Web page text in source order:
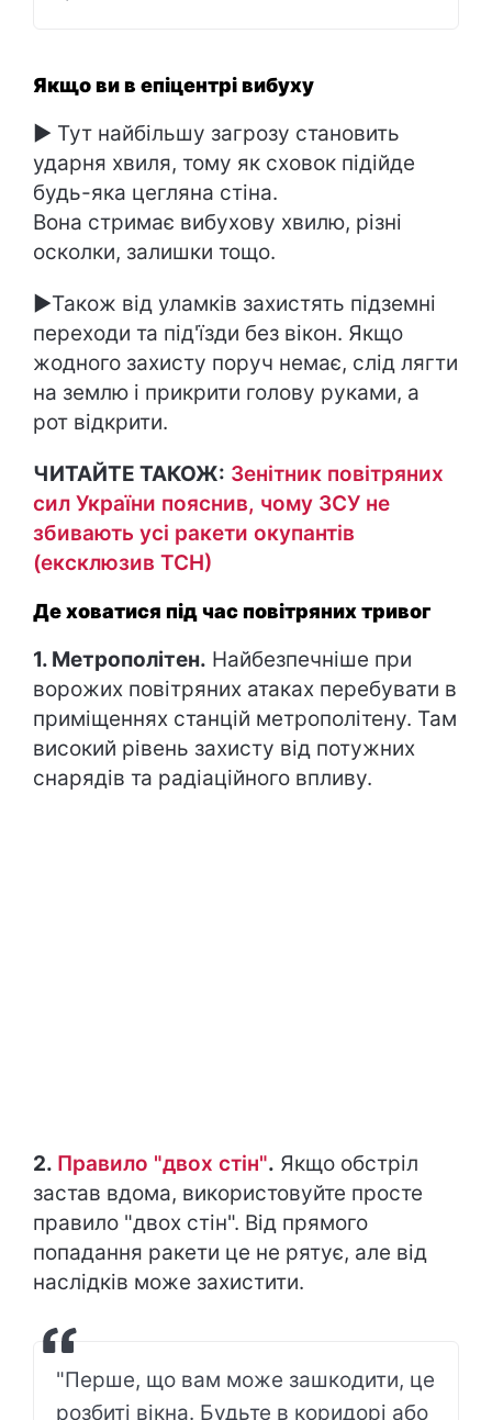
Якщо ви в епіцентрі вибуху
► Тут найбільшу загрозу становить
ударня хвиля, тому як сховок підійде
будь-яка цегляна стіна.
Вона стримає вибухову хвилю, різні
осколки, залишки тощо.
►Також від уламків захистять підземні
переходи та під'їзди без вікон. Якщо
жодного захисту поруч немає, слід лягти
на землю і прикрити голову руками, а
рот відкрити.
ЧИТАЙТЕ ТАКОЖ: Зенітник повітряних
сил України пояснив, чому ЗСУ не
збивають усі ракети окупантів
(ексклюзив ТСН)
Де ховатися під час повітряних тривог
1. Метрополітен. Найбезпечніше при
ворожих повітряних атаках перебувати в
приміщеннях станцій метрополітену. Там
високий рівень захисту від потужних
снарядів та радіаційного впливу.
2. Правило "двох стін". Якщо обстріл
застав вдома, використовуйте просте
правило "двох стін". Від прямого
попадання ракети це не рятує, але від
наслідків може захистити.
"Перше, що вам може зашкодити, це
розбиті вікна. Будьте в коридорі або